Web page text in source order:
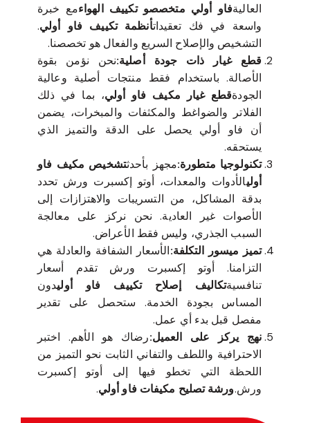
العاليةفاو أولي متخصصو تكييف الهواءمع خبرة
واسعة في فك تعقيداتأنظمة تكييف فاو أولي.
التشخيص والإصلاح السريع والفعال هو تخصصنا.
قطع غيار ذات جودة أصلية:نحن نؤمن بقوة
الأصالة. باستخدام فقط منتجات أصلية وعالية
الجودةقطع غيار مكيف فاو أولي، بما في ذلك
الفلاتر والضواغط والمكثفات والمبخرات، يضمن
أن فاو أولي يحصل على الدقة والتميز الذي
يستحقه.
تكنولوجيا متطورة:مجهز بأحدثتشخيص مكيف فاو
أوليالأدوات والمعدات، أوتو إكسبرت ورش تحدد
بدقة المشاكل، من التسريبات والاهتزازات إلى
الأصوات غير العادية. نحن نركز على معالجة
السبب الجذري، وليس فقط الأعراض.
تميز ميسور التكلفة:الأسعار الشفافة والعادلة هي
التزامنا. أوتو إكسبرت ورش تقدم أسعار
تنافسيةتكاليف إصلاح تكييف فاو أوليدون
المساس بجودة الخدمة. ستحصل على تقدير
مفصل قبل بدء أي عمل.
نهج يركز على العميل:رضاك هو الأهم. اختبر
الاحترافية واللطف والتفاني الثابت نحو التميز من
اللحظة التي تخطو فيها إلى أوتو إكسبرت
ورش.ورشة تصليح مكيفات فاو أولي.